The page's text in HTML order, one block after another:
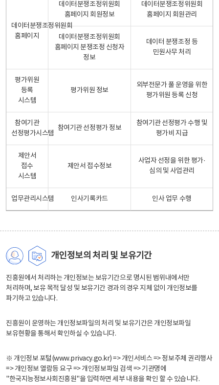
데이터분쟁조정위원회
홈페이지
데이터분쟁조정위원회
홈페이지 회원정보
데이터분쟁조정위원회
홈페이지 회원관리
데이터분쟁조정위원회
홈페이지 분쟁조정 신청자
정보
데이터 분쟁조정 등
민원사무 처리
평가위원
등록
시스템
평가위원 정보
외부전문가 풀 운영을 위한
평가위원 등록 신청
참여기관
선정평가시스템
참여기관 선정평가 정보
참여기관 선정평가 수행 및
평가비 지급
제안서
접수
시스템
제안서 접수정보
사업자 선정을 위한 평가·
심의 및 사업관리
업무관리시스템 인사기록카드 인사 업무 수행
개인정보의 처리 및 보유기간
진흥원에서 처리하는 개인정보는 보유기간으로 명시된 범위내에서만
처리하며, 보유 목적 달성 및 보유기간 경과의 경우 지체 없이 개인정보를
파기하고 있습니다.
진흥원이 운영하는 개인정보파일의 처리 및 보유기간은 개인정보파일
보유현황을 통해서 확인하실 수 있습니다.
※ 개인정보 포털(www.privacy.go.kr) => 개인서비스 => 정보주체 권리행사
=> 개인정보 열람등 요구 => 개인정보파일 검색 => 기관명에
"한국지능정보사회진흥원"을 입력하면 세부 내용을 확인 할 수 있습니다.